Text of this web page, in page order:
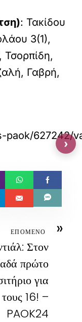
: Τακίδου
3(1),
Τσορπίδη,
Γαβρή,
paok/
»
ΕΠΟΜΕΝΟ
Στον
πρώτο
για
τους 16! –
PAOK24
›